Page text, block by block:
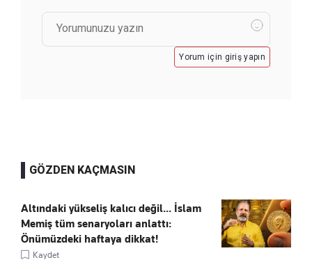
Yorum için giriş yapın
GÖZDEN KAÇMASIN
Altındaki yükseliş kalıcı değil... İslam
Memiş tüm senaryoları anlattı:
Önümüzdeki haftaya dikkat!
Kaydet